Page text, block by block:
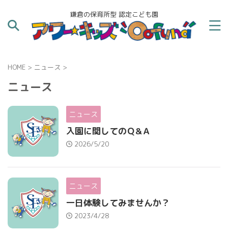
鎌倉の保育所型 認定こども園
HOME > ニュース >
ニュース
ニュース
入園に関してのＱ&Ａ
2026/5/20
ニュース
一日体験してみませんか？
2023/4/28